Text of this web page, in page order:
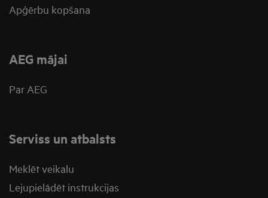
Apģērbu kopšana
AEG mājai
Par AEG
Serviss un atbalsts
Meklēt veikalu
Lejupielādēt instrukcijas